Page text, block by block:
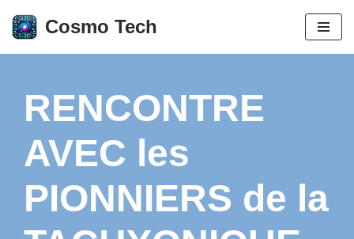
Aller
Cosmo Tech
RENCONTRE
AVEC les
PIONNIERS de la